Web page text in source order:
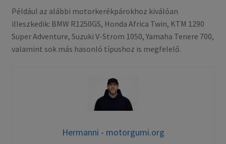
Például az alábbi motorkerékpárokhoz kiválóan
illeszkedik: BMW R1250GS, Honda Africa Twin, KTM 1290
Super Adventure, Suzuki V-Strom 1050, Yamaha Tenere 700,
valamint sok más hasonló típushoz is megfelelő.
Hermanni - motorgumi.org